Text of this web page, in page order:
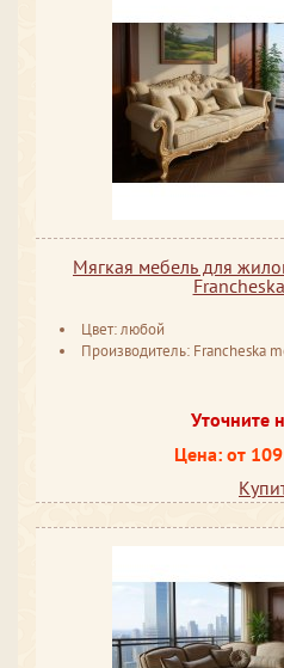
Мягкая мебель для
Цвет: любой
Производитель: Francheska
Уточните
Цена: от